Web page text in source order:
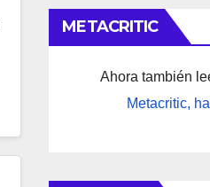
METACRITIC
Ahora también
Metacritic,